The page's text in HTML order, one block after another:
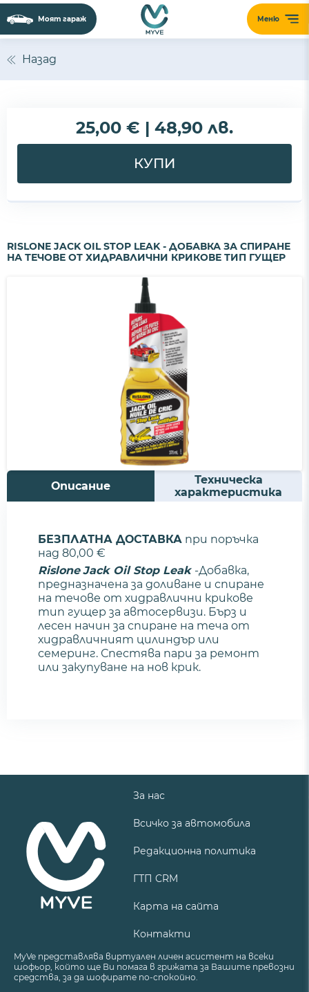
Меню
Моят гараж
Назад
25,00 € | 48,90 лв.
КУПИ
RISLONE JACK OIL STOP LEAK - ДОБАВКА ЗА СПИРАНЕ
НА ТЕЧОВЕ ОТ ХИДРАВЛИЧНИ КРИКОВЕ ТИП ГУЩЕР
Описание
Техническа
характеристика
БЕЗПЛАТНА ДОСТАВКА при поръчка
над 80,00 €
Rislone Jack Oil Stop Leak -Добавка,
предназначена за доливане и спиране
на течове от хидравлични крикове
тип гущер за автосервизи. Бърз и
лесен начин за спиране на теча от
хидравличният цилиндър или
семеринг. Спестява пари за ремонт
или закупуване на нов крик.
За нас
Всичко за автомобила
Редакционна политика
ГТП CRM
Карта на сайта
Контакти
MyVe представлява виртуален личен асистент на всеки
шофьор, който ще Ви помага в грижата за Вашите превозни
средства, за да шофирате по-спокойно.